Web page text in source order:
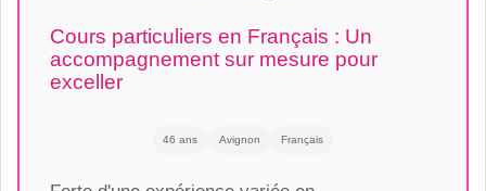
Cours particuliers en Français : Un
accompagnement sur mesure pour
exceller
46 ans Avignon Français